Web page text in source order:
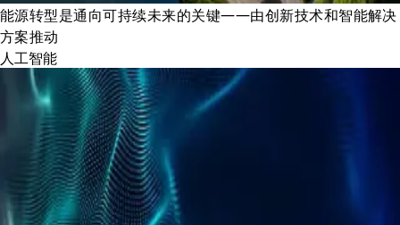
能源转型是通向可持续未来的关键——由创新技术和智能解决
方案推动
人工智能